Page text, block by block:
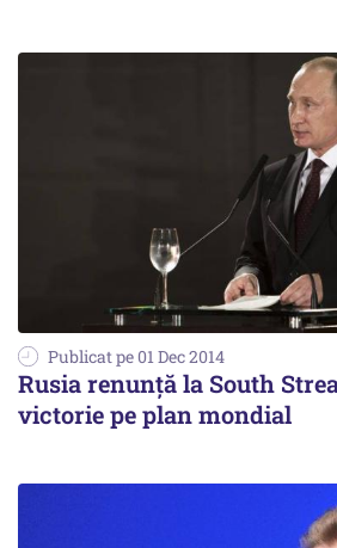
Publicat pe 01 Dec 2014
Rusia renunță la South
victorie pe plan mondial